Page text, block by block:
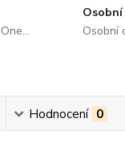
Osobní
Hodnocení 0